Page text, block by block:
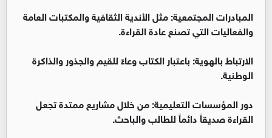
‏المبادرات المجتمعية: مثل الأندية الثقافية والمكتبات العامة
والفعاليات التي تصنع عادة القراءة.
‏الارتباط بالهوية: باعتبار الكتاب وعاءً للقيم والجذور والذاكرة
الوطنية.
‏دور المؤسسات التعليمية: من خلال مشاريع ممتدة تجعل
القراءة صديقاً دائماً للطالب والباحث.